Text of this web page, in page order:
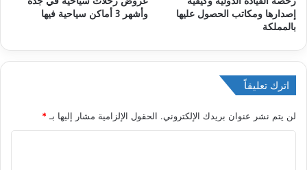
إصدارها ومكاتب الحصول عليها
بالمملكة
وأشهر 3 أماكن سياحية فيها
اترك تعليقاً
لن يتم نشر عنوان بريدك الإلكتروني. الحقول الإلزامية مشار إليها بـ *